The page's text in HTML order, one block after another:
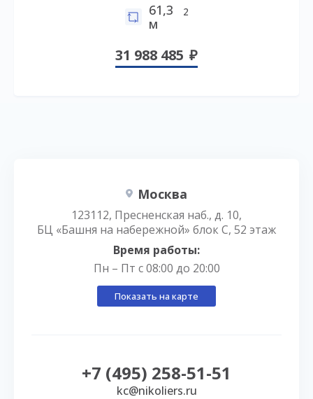
61,3
м
2
31 988 485
Москва
123112, Пресненская наб., д. 10,
БЦ «Башня на набережной» блок С, 52 этаж
Время работы:
Пн – Пт с 08:00 до 20:00
Показать на карте
+7 (495) 258-51-51
kc@nikoliers.ru